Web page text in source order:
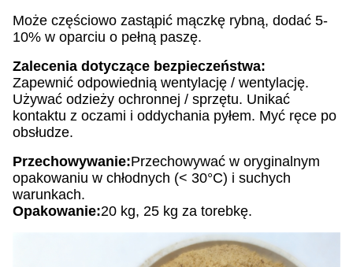
Może częściowo zastąpić mączkę rybną, dodać 5-
10% w oparciu o pełną paszę.
Zalecenia dotyczące bezpieczeństwa:
Zapewnić odpowiednią wentylację / wentylację.
Używać odzieży ochronnej / sprzętu. Unikać
kontaktu z oczami i oddychania pyłem. Myć ręce po
obsłudze.
Przechowywanie:Przechowywać w oryginalnym
opakowaniu w chłodnych (< 30°C) i suchych
warunkach.
Opakowanie:20 kg, 25 kg za torebkę.